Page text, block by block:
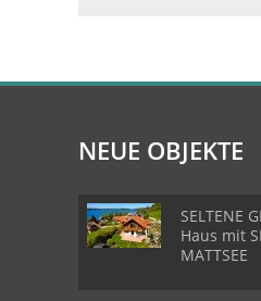
NEUE OBJEKTE
SELTENE
Haus mit
MATTSEE